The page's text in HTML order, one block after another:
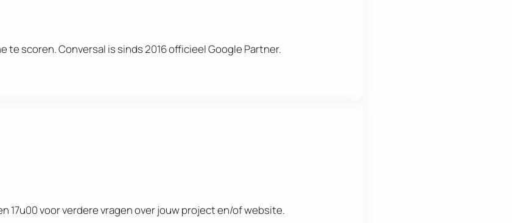
te scoren. Conversal is sinds 2016 officieel Google Partner.
17u00 voor verdere vragen over jouw project en/of website.